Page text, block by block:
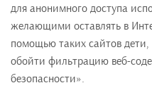
для анонимного доступа
желающими оставлять в
помощью таких сайтов
обойти фильтрацию веб-
безопасности».